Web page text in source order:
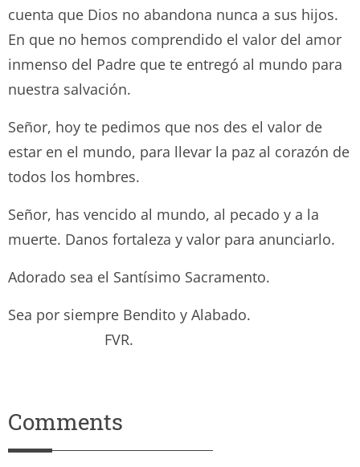
cuenta que Dios no abandona nunca a sus hijos.
En que no hemos comprendido el valor del amor
inmenso del Padre que te entregó al mundo para
nuestra salvación.
Señor, hoy te pedimos que nos des el valor de
estar en el mundo, para llevar la paz al corazón de
todos los hombres.
Señor, has vencido al mundo, al pecado y a la
muerte. Danos fortaleza y valor para anunciarlo.
Adorado sea el Santísimo Sacramento.
Sea por siempre Bendito y Alabado.
FVR.
Comments